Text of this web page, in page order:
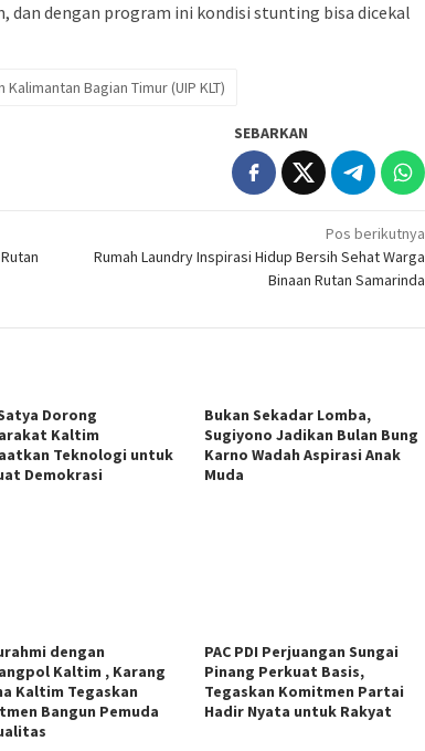
dan dengan program ini kondisi stunting bisa dicekal
Bagian Timur (UIP KLT)
SEBARKAN
Pos berikutnya
Rumah Laundry Inspirasi Hidup Bersih Sehat Warga
Binaan Rutan Samarinda
Dorong
Kaltim
Teknologi untuk
Demokrasi
Bukan Sekadar Lomba,
Sugiyono Jadikan Bulan Bung
Karno Wadah Aspirasi Anak
Muda
dengan
Kaltim , Karang
Kaltim Tegaskan
Bangun Pemuda
PAC PDI Perjuangan Sungai
Pinang Perkuat Basis,
Tegaskan Komitmen Partai
Hadir Nyata untuk Rakyat